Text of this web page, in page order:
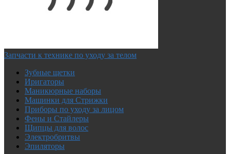
Запчасти к технике по уходу за телом
Зубные щетки
Иригаторы
Маникюрные наборы
Машинки для Стрижки
Приборы по уходу за лицом
Фены и Стайлеры
Щипцы для волос
Электробритвы
Эпиляторы